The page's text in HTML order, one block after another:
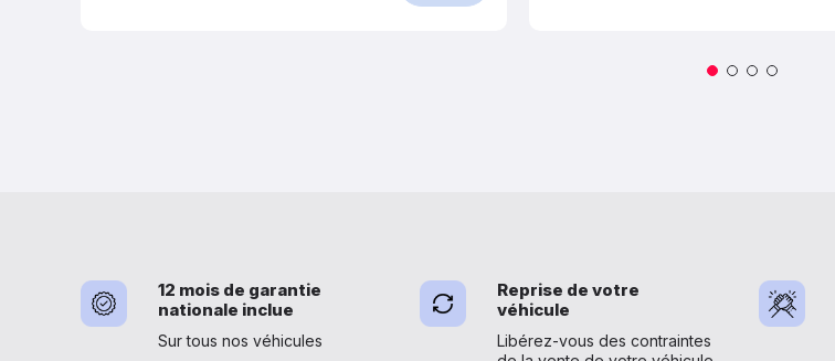
12 mois de garantie
nationale inclue
Sur tous nos véhicules
Reprise de votre
véhicule
Libérez-vous des contraintes